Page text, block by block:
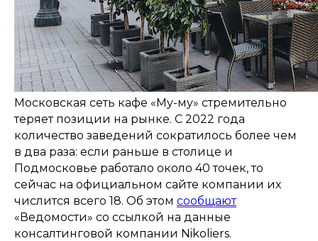
Московская сеть кафе «Му-му» стремительно
теряет позиции на рынке. С 2022 года
количество заведений сократилось более чем
в два раза: если раньше в столице и
Подмосковье работало около 40 точек, то
сейчас на официальном сайте компании их
числится всего 18. Об этом сообщают
«Ведомости» со ссылкой на данные
консалтинговой компании Nikoliers.